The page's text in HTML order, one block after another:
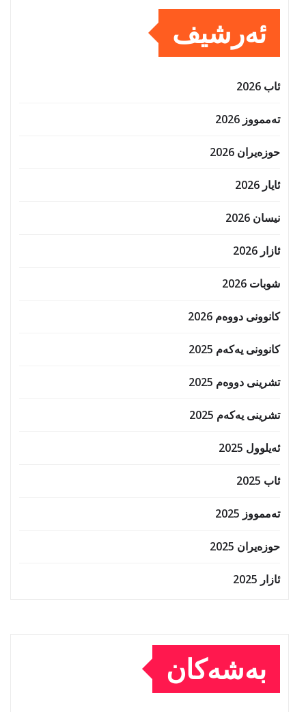
ئەرشیف
ئاب 2026
تەممووز 2026
حوزه‌یران 2026
ئایار 2026
نیسان 2026
ئازار 2026
شوبات 2026
کانوونی دووەم 2026
کانوونی یەکەم 2025
تشرینی دووەم 2025
تشرینی یەکەم 2025
ئەیلوول 2025
ئاب 2025
تەممووز 2025
حوزه‌یران 2025
ئازار 2025
بەشەکان